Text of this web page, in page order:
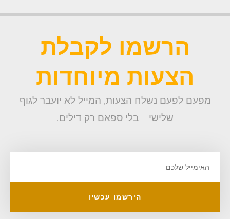
הרשמו לקבלת
הצעות מיוחדות
מפעם לפעם נשלח הצעות, המייל לא יועבר לגוף
שלישי – בלי ספאם רק דילים.
הירשמו עכשיו